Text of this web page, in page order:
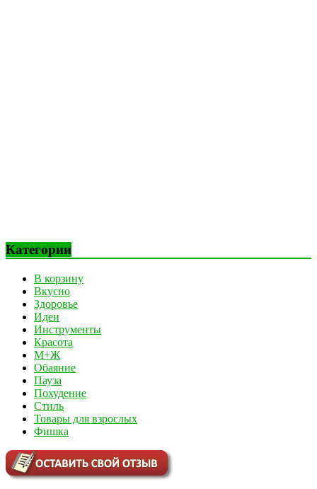
Категории
В корзину
Вкусно
Здоровье
Идеи
Инструменты
Красота
М+Ж
Обаяние
Пауза
Похудение
Стиль
Товары для взрослых
Фишка